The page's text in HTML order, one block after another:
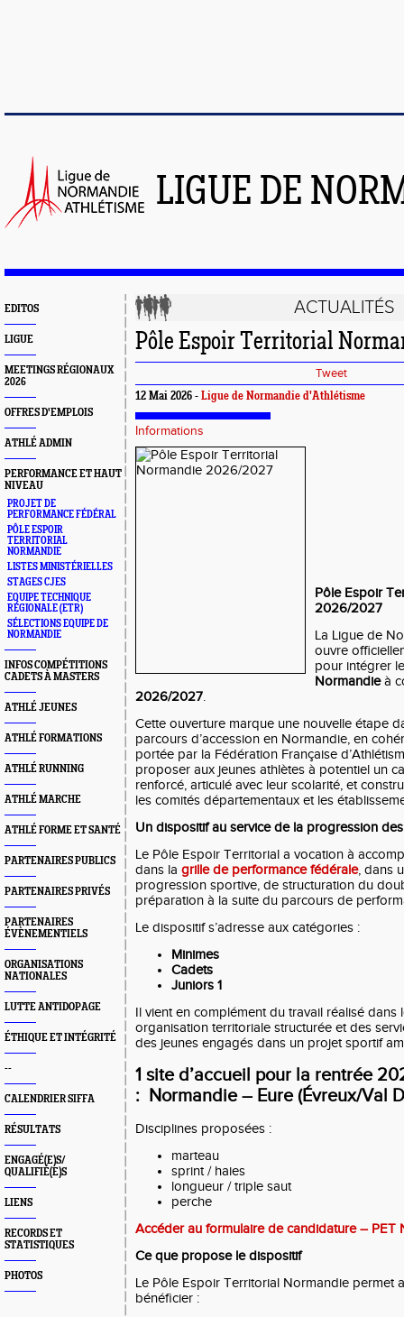
LIGUE DE
EDITOS
LIGUE
MEETINGS RÉGIONAUX
2026
OFFRES D'EMPLOIS
ATHLÉ ADMIN
PERFORMANCE ET HAUT
NIVEAU
PROJET DE
PERFORMANCE FÉDÉRAL
PÔLE ESPOIR
TERRITORIAL
NORMANDIE
LISTES MINISTÉRIELLES
STAGES CJES
EQUIPE TECHNIQUE
RÉGIONALE (ETR)
SÉLECTIONS EQUIPE DE
NORMANDIE
INFOS COMPÉTITIONS
CADETS À MASTERS
ATHLÉ JEUNES
ATHLÉ FORMATIONS
ATHLÉ RUNNING
ATHLÉ MARCHE
ATHLÉ FORME ET SANTÉ
PARTENAIRES PUBLICS
PARTENAIRES PRIVÉS
PARTENAIRES
ÉVÈNEMENTIELS
ORGANISATIONS
NATIONALES
LUTTE ANTIDOPAGE
ÉTHIQUE ET INTÉGRITÉ
--
CALENDRIER SIFFA
RÉSULTATS
ENGAGÉ(E)S/
QUALIFIÉ(E)S
LIENS
RECORDS ET
STATISTIQUES
PHOTOS
ACTUALITÉS
Pôle Espoir Territorial
Tweet
12 Mai 2026 - Ligue de Normandie d'Athlétisme
Informations
Pôle Espoir
2026/2027
La Ligue de
ouvre
pour intégrer
Normandieà
2026/2027.
Cette ouverture marque une nouvelle étape
parcours d’accession en Normandie, en
portée par la Fédération Française
proposer aux jeunes athlètes à potentiel un
renforcé, articulé avec leur scolarité, et
les comités départementaux et les
Un dispositif au service de la progression
Le Pôle Espoir Territorial a vocation à
dans la grille de performance fédérale, dans
progression sportive, de structuration du
préparation à la suite du parcours de
Le dispositif s’adresse aux catégories :
Minimes
Cadets
Juniors 1
Il vient en complément du travail réalisé dans
organisation territoriale structurée et des
des jeunes engagés dans un projet sportif
1 site d’accueil pour la rentrée
: Normandie – Eure (Évreux/Val
Disciplines proposées :
marteau
sprint / haies
longueur / triple saut
perche
Accéder au formulaire de candidature – PET
Ce que propose le dispositif
Le Pôle Espoir Territorial Normandie permet
bénéficier :